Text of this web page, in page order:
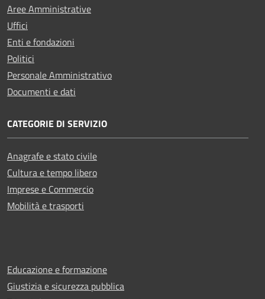
Aree Amministrative
Uffici
Enti e fondazioni
Politici
Personale Amministrativo
Documenti e dati
CATEGORIE DI SERVIZIO
Anagrafe e stato civile
Cultura e tempo libero
Imprese e Commercio
Mobilità e trasporti
Educazione e formazione
Giustizia e sicurezza pubblica